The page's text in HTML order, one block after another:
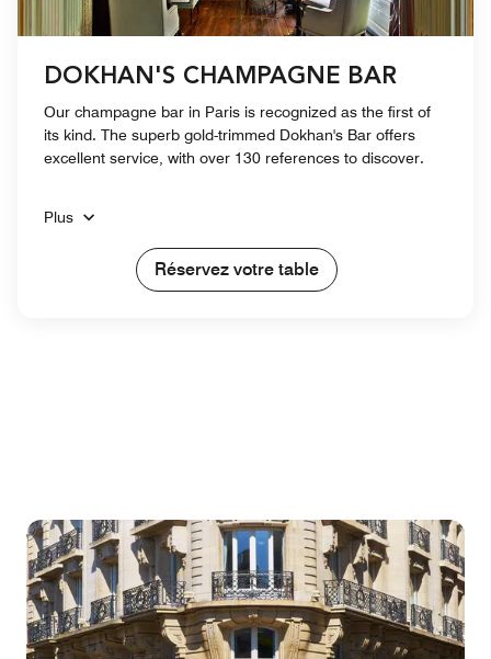
DOKHAN'S CHAMPAGNE BAR
Our champagne bar in Paris is recognized as the first of
its kind. The superb gold-trimmed Dokhan's Bar offers
excellent service, with over 130 references to discover.
Plus
Réservez votre table